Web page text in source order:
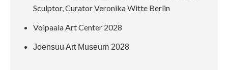
Sculptor, Curator Veronika Witte Berlin
Voipaala Art Center 2028
Joensuu Art Museum 2028